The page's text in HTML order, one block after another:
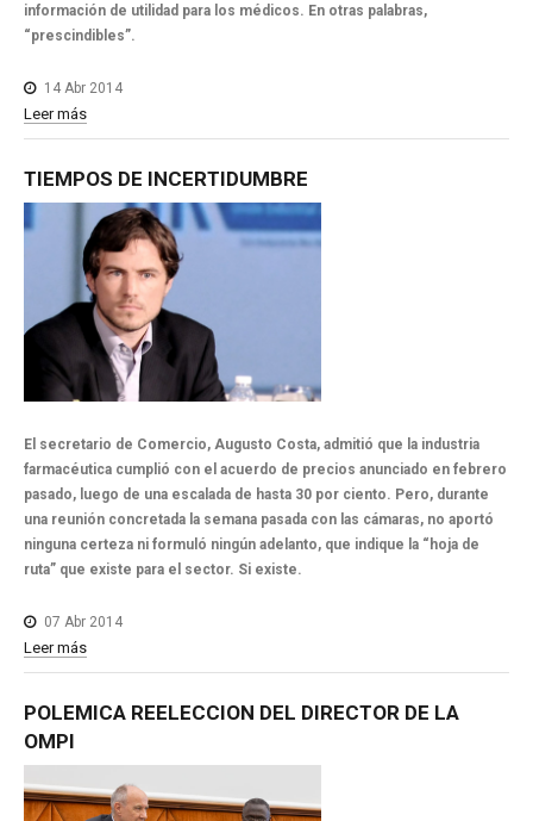
información de utilidad para los médicos. En otras palabras,
“prescindibles”.
14 Abr 2014
Leer más
TIEMPOS DE INCERTIDUMBRE
El secretario de Comercio, Augusto Costa, admitió que la industria
farmacéutica cumplió con el acuerdo de precios anunciado en febrero
pasado, luego de una escalada de hasta 30 por ciento. Pero, durante
una reunión concretada la semana pasada con las cámaras, no aportó
ninguna certeza ni formuló ningún adelanto, que indique la “hoja de
ruta” que existe para el sector. Si existe.
07 Abr 2014
Leer más
POLEMICA REELECCION DEL DIRECTOR DE LA
OMPI